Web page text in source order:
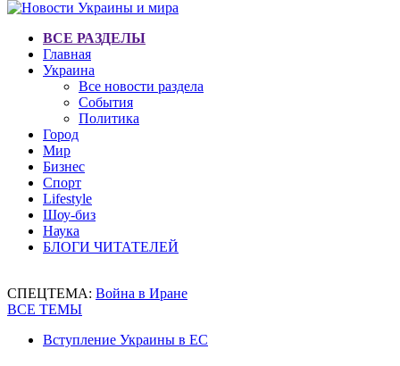
ВСЕ РАЗДЕЛЫ
Главная
Украина
Все новости раздела
События
Политика
Город
Мир
Бизнес
Спорт
Lifestyle
Шоу-биз
Наука
БЛОГИ ЧИТАТЕЛЕЙ
СПЕЦТЕМА: Война в Иране
ВСЕ ТЕМЫ
Вступление Украины в ЕС